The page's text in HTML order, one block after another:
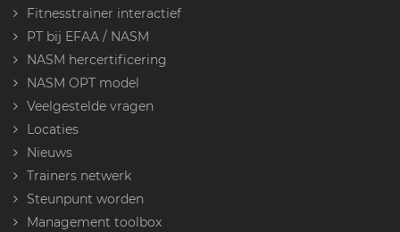
Fitnesstrainer interactief
PT bij EFAA / NASM
NASM hercertificering
NASM OPT model
Veelgestelde vragen
Locaties
Nieuws
Trainers netwerk
Steunpunt worden
Management toolbox